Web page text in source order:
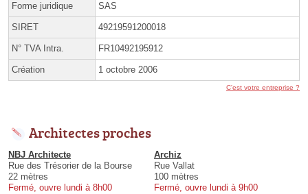
Forme juridique SAS
SIRET 49219591200018
N° TVA Intra. FR10492195912
Création 1 octobre 2006
C'est votre entreprise ?
Architectes proches
NBJ Architecte
Rue des Trésorier de la Bourse
22 mètres
Fermé, ouvre lundi à 8h00
Archiz
Rue Vallat
100 mètres
Fermé, ouvre lundi à 9h00